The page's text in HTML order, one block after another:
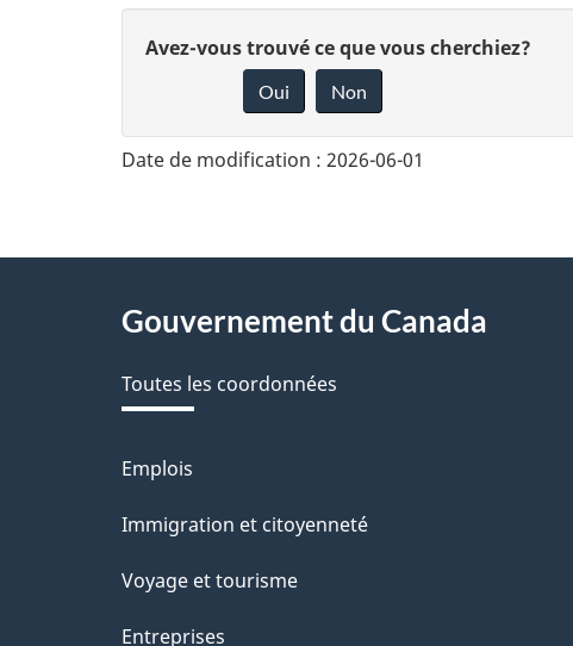
D
n
v
o
r
e
r
Avez-vous trouvé ce que vous cherchiez?
Oui Non
Date de modification : 2026-06-01
AboutGouvernement du Canada
Toutes les coordonnées
Thèmes
et
Emplois
Immigration et citoyenneté
Voyage et tourisme
Entreprises